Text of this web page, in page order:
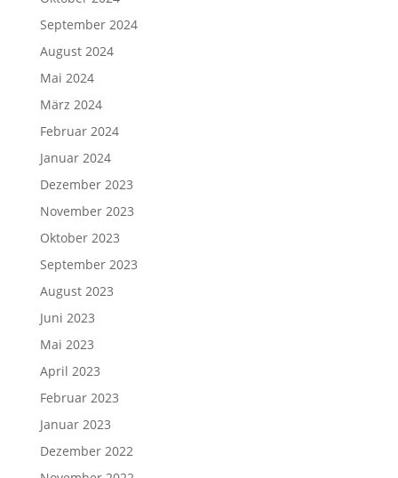
September 2024
August 2024
Mai 2024
März 2024
Februar 2024
Januar 2024
Dezember 2023
November 2023
Oktober 2023
September 2023
August 2023
Juni 2023
Mai 2023
April 2023
Februar 2023
Januar 2023
Dezember 2022